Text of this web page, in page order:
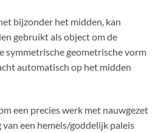
bijzonder het midden, kan
gebruikt als object om de
symmetrische geometrische vorm
automatisch op het midden
een precies werk met nauwgezet
een hemels/goddelijk paleis